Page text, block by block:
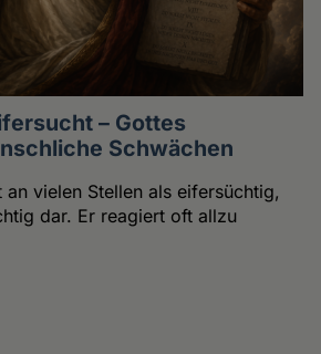
– Gottes
Schwächen
vielen Stellen als eifersüchtig,
dar. Er reagiert oft allzu